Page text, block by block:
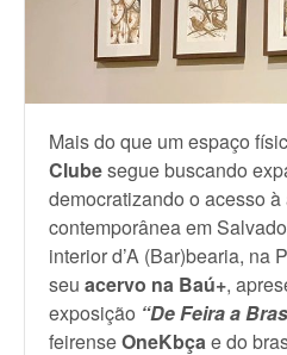
Mais do que um espaço
Clubesegue buscando
democratizando o acesso
contemporânea em
interior d’A (Bar)bearia, na
seu acervo na Baú+,
exposição “De Feira a
feirenseOneKbçae do